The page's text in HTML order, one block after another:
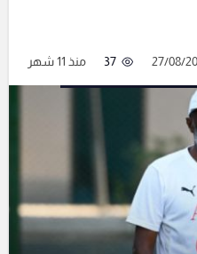
37 منذ 11 شهر